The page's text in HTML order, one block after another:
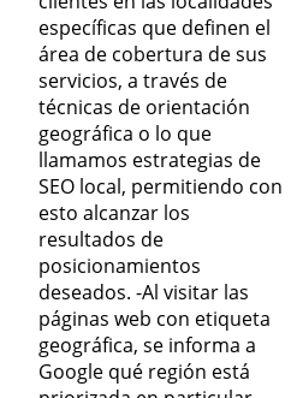
específicas que definen el
área de cobertura de sus
servicios, a través de
técnicas de orientación
geográfica o lo que
llamamos estrategias de
SEO local, permitiendo con
esto alcanzar los
resultados de
posicionamientos
deseados. -Al visitar las
páginas web con etiqueta
geográfica, se informa a
Google qué región está